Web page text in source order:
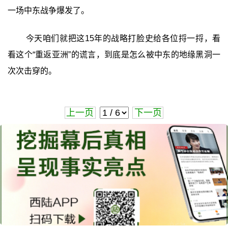
一场中东战争爆发了。
今天咱们就把这15年的战略打脸史给各位捋一捋，看
看这个“重返亚洲”的谎言，到底是怎么被中东的地缘黑洞一
次次击穿的。
上一页 下一页